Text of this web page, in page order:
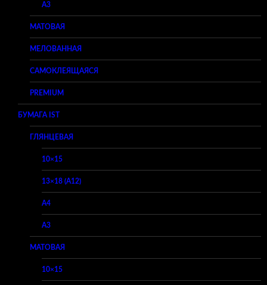
A3
МАТОВАЯ
МЕЛОВАННАЯ
САМОКЛЕЯЩАЯСЯ
PREMIUM
БУМАГА IST
ГЛЯНЦЕВАЯ
10×15
13×18 (A12)
A4
A3
МАТОВАЯ
10×15